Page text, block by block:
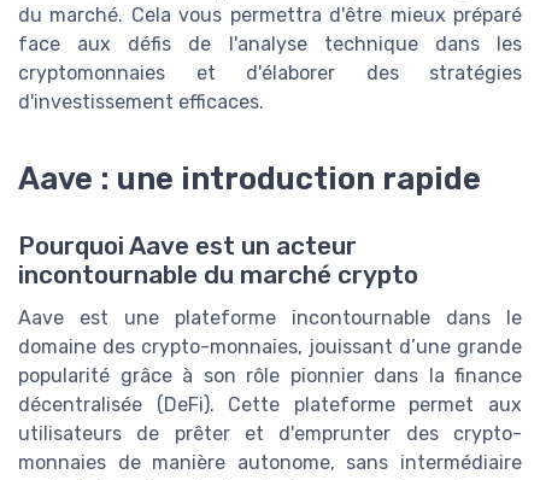
du marché. Cela vous permettra d'être mieux préparé
face aux défis de l'analyse technique dans les
cryptomonnaies et d'élaborer des stratégies
d'investissement efficaces.
Aave : une introduction rapide
Pourquoi Aave est un acteur
incontournable du marché crypto
Aave est une plateforme incontournable dans le
domaine des crypto-monnaies, jouissant d’une grande
popularité grâce à son rôle pionnier dans la finance
décentralisée (DeFi). Cette plateforme permet aux
utilisateurs de prêter et d'emprunter des crypto-
monnaies de manière autonome, sans intermédiaire